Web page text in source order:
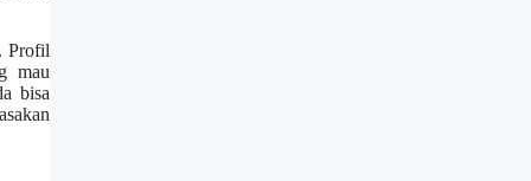
Profil
mau
bisa